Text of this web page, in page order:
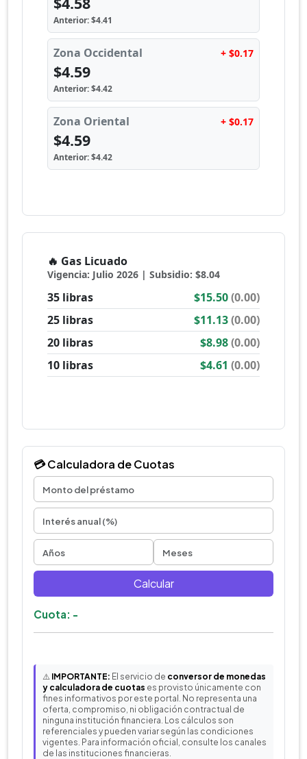
💳 Calculadora de Cuotas
Calcular
Cuota: -
⚠️ IMPORTANTE: El servicio de conversor de monedas
y calculadora de cuotas es provisto únicamente con
fines informativos por este portal. No representa una
oferta, compromiso, ni obligación contractual de
ninguna institución financiera. Los cálculos son
referenciales y pueden variar según las condiciones
vigentes. Para información oficial, consulte los canales
de las instituciones financieras.